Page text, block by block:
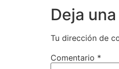
Deja
Tu dirección de
Comentario *